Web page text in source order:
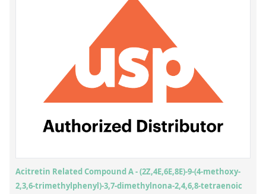
Organische Referenzstandards
Anorganische Referenzstandards
Laborvergleichsuntersuchungen (LVU/PT)
Laborbedarf und Verbrauchsmaterialien
Sonstige Standards
Übersicht: Kundenspezifische Standards
Anorganische wässrige Kundenmischungen
Acitretin Related Compound A - (2Z,4E,6E,8E)-9-(4-methoxy-
2,3,6-trimethylphenyl)-3,7-dimethylnona-2,4,6,8-tetraenoic